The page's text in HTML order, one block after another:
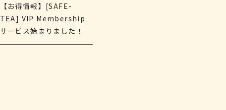
【お得情報】[SAFE-
TEA] VIP Membership
サービス始まりました！